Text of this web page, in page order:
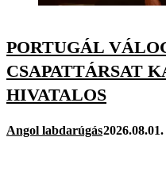
PORTUGÁL
CSAPATTÁRSAT
HIVATALOS
Angol labdarúgás